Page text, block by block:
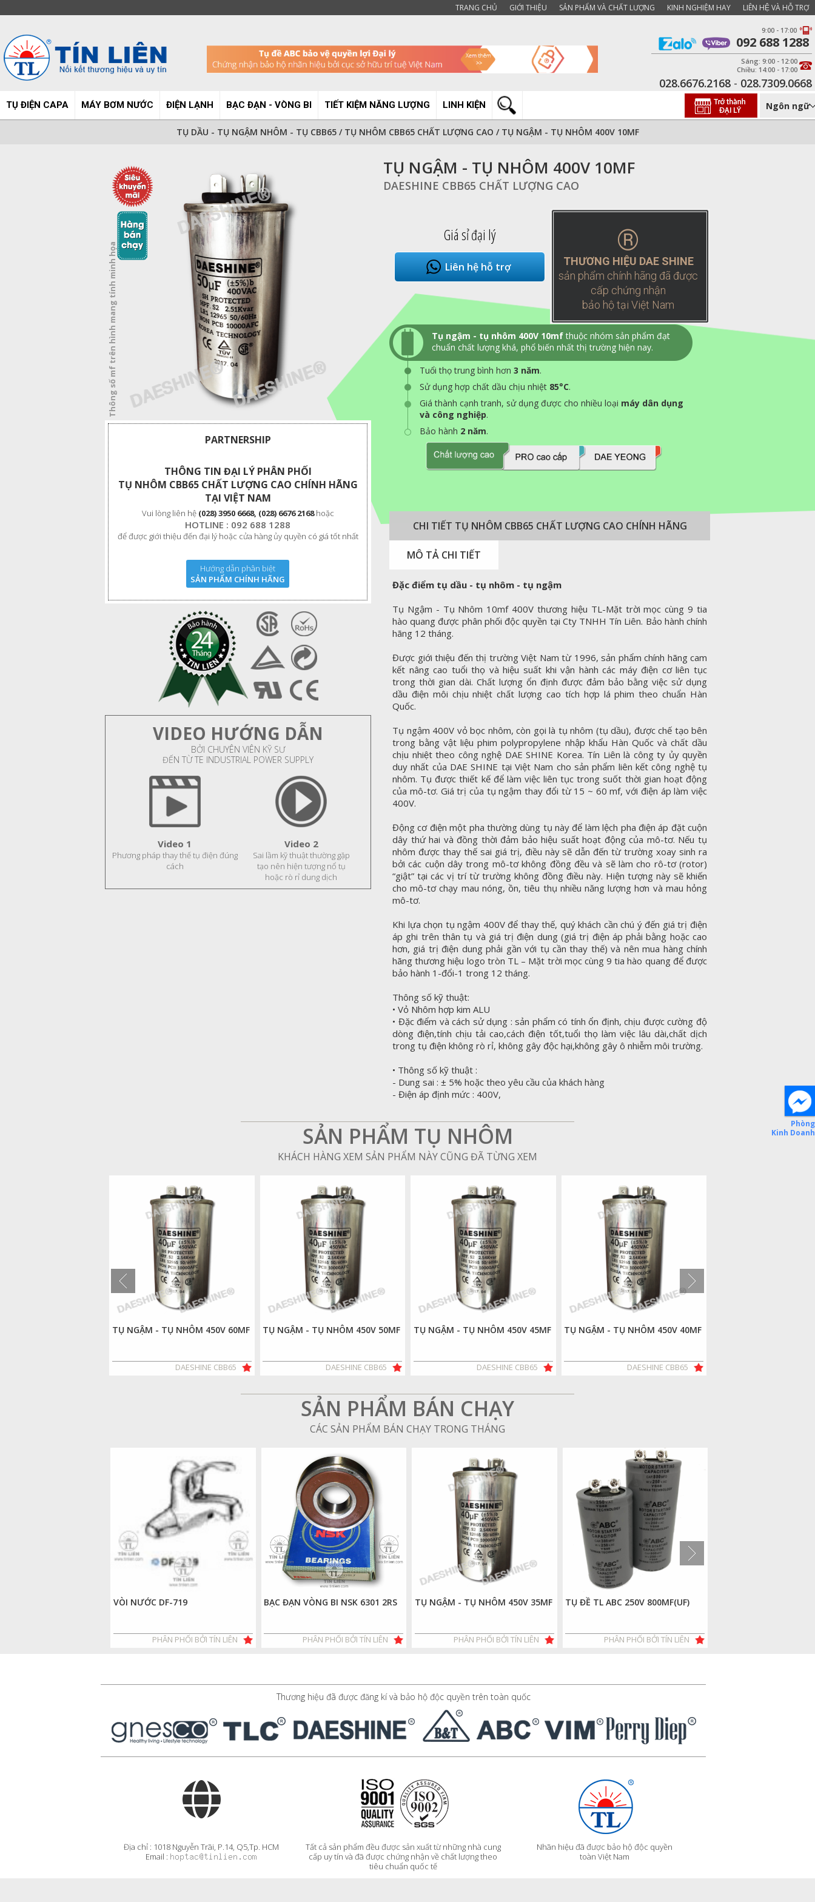
TRANG CHỦ GIỚI THIỆU SẢN PHẨM VÀ CHẤT LƯỢNG KINH NGHIỆM HAY LIÊN HỆ VÀ HỖ TRỢ
9:00 - 17:00
092 688 1288
Sáng: 9:00 - 12:00
Chiều: 14:00 - 17:00
028.7309.0668
-
028.6676.2168
TỤ ĐIỆN CAPA MÁY BƠM NƯỚC ĐIỆN LẠNH BẠC ĐẠN - VÒNG BI TIẾT KIỆM NĂNG LƯỢNG LINH KIỆN Ngôn ngữ
TỤ DẦU - TỤ NGẬM NHÔM - TỤ CBB65/ TỤ NHÔM CBB65 CHẤT LƯỢNG CAO / TỤ NGẬM - TỤ NHÔM 400V 10MF
TỤ NGẬM - TỤ NHÔM 400V 10MF
DAESHINE CBB65 CHẤT LƯỢNG CAO
Thông số mf trên hình mang tính minh họa
Giá sỉ đại lý
Liên hệ hỗ trợ
®
THƯƠNG HIỆU DAE SHINE
sản phẩm chính hãng đã được
cấp chứng nhận
bảo hộ tại Việt Nam
Tụ ngậm - tụ nhôm 400V 10mfthuộc nhóm sản phẩm đạt
chuẩn chất lượng khá, phổ biến nhất thị trường hiện nay.
Tuổi thọ trung bình hơn3 năm.
Sử dụng hợp chất dầu chịu nhiệt 85°C.
Giá thành cạnh tranh, sử dụng được cho nhiều loại máy dân dụng
và công nghiệp.
Bảo hành 2 năm.
CHI TIẾT TỤ NHÔM CBB65 CHẤT LƯỢNG CAO CHÍNH HÃNG
MÔ TẢ CHI TIẾT
Đặc điểm tụ dầu - tụ nhôm - tụ ngậm
Tụ Ngậm - Tụ Nhôm 10mf 400V thương hiệu TL-Mặt trời mọc cùng 9 tia
hào quang được phân phối độc quyền tại Cty TNHH Tín Liên. Bảo hành chính
hãng 12 tháng.
Được giới thiệu đến thị trường Việt Nam từ 1996, sản phẩm chính hãng cam
kết nâng cao tuổi thọ và hiệu suất khi vận hành các máy điện cơ liên tục
trong thời gian dài. Chất lượng ổn định được đảm bảo bằng việc sử dụng
dầu điện môi chịu nhiệt chất lượng cao tích hợp lá phim theo chuẩn Hàn
Quốc.
Tụ ngậm 400V vỏ bọc nhôm, còn gọi là tụ nhôm (tụ dầu), được chế tạo bên
trong bằng vật liệu phim polypropylene nhập khẩu Hàn Quốc và chất dầu
chịu nhiệt theo công nghệ DAE SHINE Korea. Tín Liên là công ty ủy quyền
duy nhất của DAE SHINE tại Việt Nam cho sản phẩm liên kết công nghệ tụ
nhôm. Tụ được thiết kế để làm việc liên tục trong suốt thời gian hoạt động
của mô-tơ. Giá trị của tụ ngậm thay đổi từ 15 ~ 60 mf, với điện áp làm việc
400V.
Động cơ điện một pha thường dùng tụ này để làm lệch pha điện áp đặt cuộn
dây thứ hai và đồng thời đảm bảo hiệu suất hoạt động của mô-tơ. Nếu tụ
nhôm được thay thế sai giá trị, điều này sẽ dẫn đến từ trường xoay sinh ra
bởi các cuộn dây trong mô-tơ không đồng đều và sẽ làm cho rô-tơ (rotor)
“giật” tại các vị trí từ trường không đồng điều này. Hiện tượng này sẽ khiến
cho mô-tơ chạy mau nóng, ồn, tiêu thụ nhiều năng lượng hơn và mau hỏng
mô-tơ.
Khi lựa chọn tụ ngậm 400V để thay thế, quý khách cần chú ý đến giá trị điện
áp ghi trên thân tụ và giá trị điện dung (giá trị điện áp phải bằng hoặc cao
hơn, giá trị điện dung phải gần với tụ cần thay thế) và nên mua hàng chính
hãng thương hiệu logo tròn TL – Mặt trời mọc cùng 9 tia hào quang để được
bảo hành 1-đổi-1 trong 12 tháng.
Thông số kỹ thuật:
• Vỏ Nhôm hợp kim ALU
• Đặc điểm và cách sử dụng : sản phẩm có tính ổn định, chịu được cường độ
dòng điện,tính chịu tải cao,cách điện tốt,tuổi thọ làm việc lâu dài,chất dịch
trong tụ điện không rò rỉ, không gây độc hại,không gây ô nhiễm môi trường.
• Thông số kỹ thuật :
- Dung sai : ± 5% hoặc theo yêu cầu của khách hàng
- Điện áp định mức : 400V,
PARTNERSHIP
THÔNG TIN ĐẠI LÝ PHÂN PHỐI
TỤ NHÔM CBB65 CHẤT LƯỢNG CAO CHÍNH HÃNG
TẠI VIỆT NAM
Vui lòng liên hệ (028) 3950 6668, (028) 6676 2168hoặc
HOTLINE : 092 688 1288
để được giới thiệu đến đại lý hoặc cửa hàng ủy quyền có giá tốt nhất
Hướng dẫn phân biệt
SẢN PHẨM CHÍNH HÃNG
VIDEO HƯỚNG DẪN
BỞI CHUYÊN VIÊN KỸ SƯ
ĐẾN TỪ TE INDUSTRIAL POWER SUPPLY
Video 1
Phương pháp thay thế tụ điện đúng
cách
Video 2
Sai lầm kỹ thuật thường gặp
tạo nên hiện tượng nổ tụ
hoặc rò rỉ dung dịch
SẢN PHẨM TỤ NHÔM
KHÁCH HÀNG XEM SẢN PHẨM NÀY CŨNG ĐÃ TỪNG XEM
TỤ NGẬM - TỤ NHÔM 450V 60MF
DAESHINE CBB65
TỤ NGẬM - TỤ NHÔM 450V 50MF
DAESHINE CBB65
TỤ NGẬM - TỤ NHÔM 450V 45MF
DAESHINE CBB65
TỤ NGẬM - TỤ NHÔM 450V 40MF
DAESHINE CBB65
SẢN PHẨM BÁN CHẠY
CÁC SẢN PHẨM BÁN CHẠY TRONG THÁNG
VÒI NƯỚC DF-719
PHÂN PHỐI BỞI TÍN LIÊN
BẠC ĐẠN VÒNG BI NSK 6301 2RS
PHÂN PHỐI BỞI TÍN LIÊN
TỤ NGẬM - TỤ NHÔM 450V 35MF
PHÂN PHỐI BỞI TÍN LIÊN
TỤ ĐỀ TL ABC 250V 800MF(UF)
PHÂN PHỐI BỞI TÍN LIÊN
Thương hiệu đã được đăng kí và bảo hộ độc quyền trên toàn quốc
Địa chỉ : 1018 Nguyễn Trãi, P.14, Q5,Tp. HCM
Email :
Tất cả sản phẩm đều được sản xuất từ những nhà cung
cấp uy tín và đã được chứng nhận về chất lượng theo
tiêu chuẩn quốc tế
Nhãn hiệu đã được bảo hộ độc quyền
toàn Việt Nam